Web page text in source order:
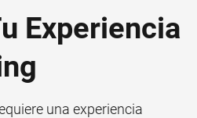
Experiencia
una experiencia